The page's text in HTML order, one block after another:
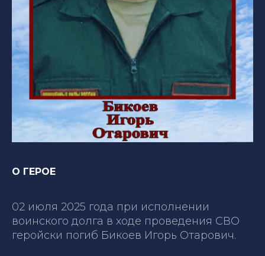
О ГЕРОЕ
02 июля 2025 года при исполнении
воинского долга в ходе проведения СВО
геройски погиб Бикоев Игорь Отарович.